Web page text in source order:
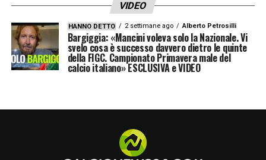
VIDEO
HANNO DETTO 2 settimane ago Alberto Petrosilli
Bargiggia: «Mancini voleva solo la Nazionale. Vi
svelo cosa è successo davvero dietro le quinte
della FIGC. Campionato Primavera male del
calcio italiano» ESCLUSIVA e VIDEO